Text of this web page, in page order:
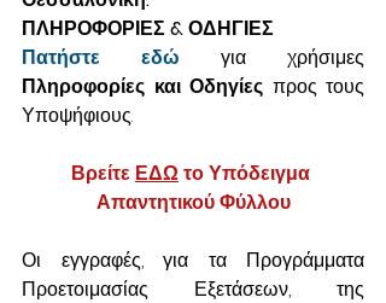
ΠΛΗΡΟΦΟΡΙΕΣ & ΟΔΗΓΙΕΣ
Πατήστε εδώ
Πληροφορίες και Οδηγίες προς τους
Υποψήφιους.
Βρείτε ΕΔΩ το Υπόδειγμα
Απαντητικού Φύλλου
Οι εγγραφές, για τα Προγράμματα